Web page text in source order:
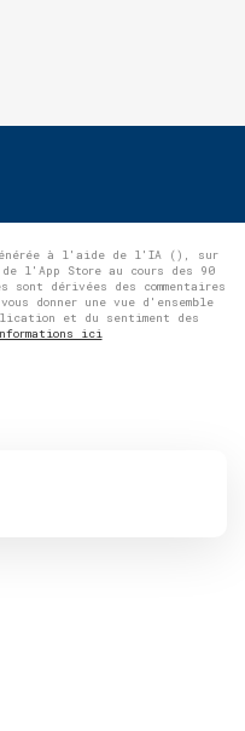
à l'aide de l'IA (), sur
l'App Store au cours des 90
dérivées des commentaires
donner une vue d'ensemble
et du sentiment des
ici